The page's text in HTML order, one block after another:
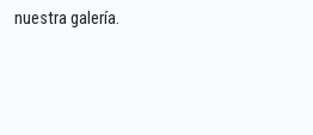
nuestra galería.